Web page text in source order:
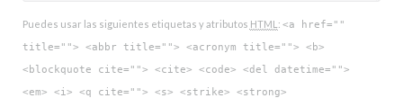
Puedes usar las siguientes etiquetas y atributos HTML : <a href=""
title=""> <abbr title=""> <acronym title=""> <b>
<blockquote cite=""> <cite> <code> <del datetime="">
<em> <i> <q cite=""> <s> <strike> <strong>